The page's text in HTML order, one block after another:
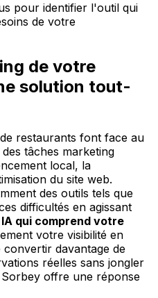
pour identifier l'outil qui
de votre
de votre
solution tout-
restaurants font face au
tâches marketing
local, la
du site web.
des outils tels que
difficultés en agissant
qui comprend votre
votre visibilité en
davantage de
réelles sans jongler
offre une réponse